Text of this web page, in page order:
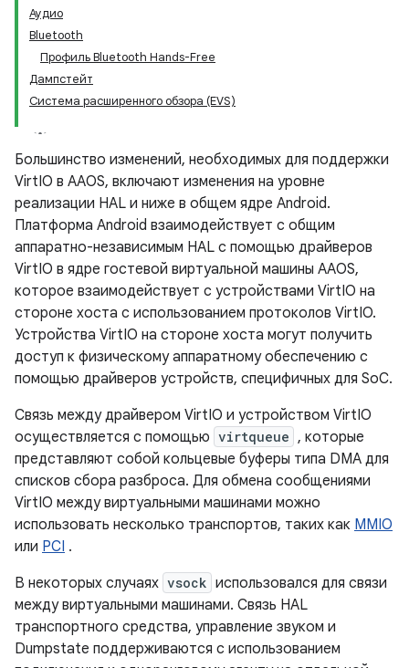
Аудио
Bluetooth
Профиль Bluetooth Hands-Free
Дампстейт
Система расширенного обзора (EVS)
Большинство изменений, необходимых для поддержки
VirtIO в AAOS, включают изменения на уровне
реализации HAL и ниже в общем ядре Android.
Платформа Android взаимодействует с общим
аппаратно-независимым HAL с помощью драйверов
VirtIO в ядре гостевой виртуальной машины AAOS,
которое взаимодействует с устройствами VirtIO на
стороне хоста с использованием протоколов VirtIO.
Устройства VirtIO на стороне хоста могут получить
доступ к физическому аппаратному обеспечению с
помощью драйверов устройств, специфичных для SoC.
Связь между драйвером VirtIO и устройством VirtIO
осуществляется с помощью virtqueue , которые
представляют собой кольцевые буферы типа DMA для
списков сбора разброса. Для обмена сообщениями
VirtIO между виртуальными машинами можно
использовать несколько транспортов, таких как MMIO
или PCI .
В некоторых случаях vsock использовался для связи
между виртуальными машинами. Связь HAL
транспортного средства, управление звуком и
Dumpstate поддерживаются с использованием